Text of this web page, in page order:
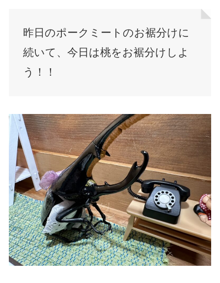
昨日のポークミートのお裾分けに
続いて、今日は桃をお裾分けしよ
う！！